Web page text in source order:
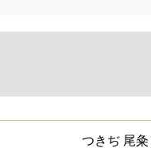
つきぢ 尾